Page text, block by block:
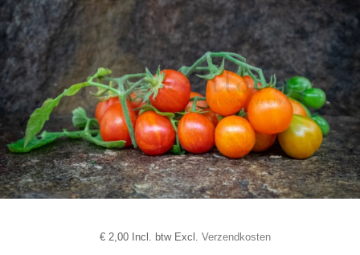
€2,00 Incl. btw Excl. Verzendkosten